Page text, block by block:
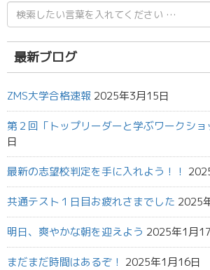
検
索
結
果:
最新ブログ
ZMS大学合格速報 2025年3月15日
第２回「トップリーダーと学ぶワークショ
日
最新の志望校判定を手に入れよう！！
共通テスト１日目お疲れさまでした 2025
明日、爽やかな朝を迎えよう 2025年1月
まだまだ時間はあるぞ！ 2025年1月16日